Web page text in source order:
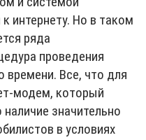
интернету. Но в таком
ряда
проведения
времени. Все, что для
модем, который
значительно
в условиях